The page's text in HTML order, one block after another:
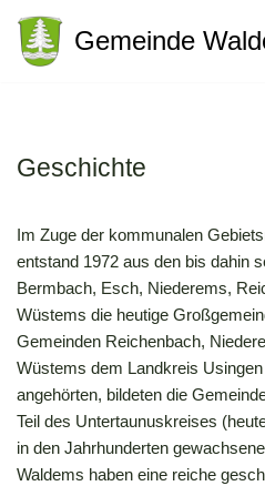
Zum
Gemeinde
Geschichte
Im Zuge der kommunalen
entstand 1972 aus den bis dahin
Bermbach, Esch, Niederems,
Wüstems die heutige
Gemeinden Reichenbach,
Wüstems dem Landkreis
angehörten, bildeten die
Teil des Untertaunuskreises
in den Jahrhunderten
Waldems haben eine reiche